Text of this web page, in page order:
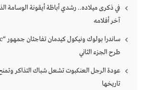
في ذكرى ميلاده.. رشدي أباظة أيقونة الوسامة
آخر أفلامه
طرح الجزء الثاني
عودة الرجل العنكبوت تشعل شباك التذاكر وتمنح
تاريخها